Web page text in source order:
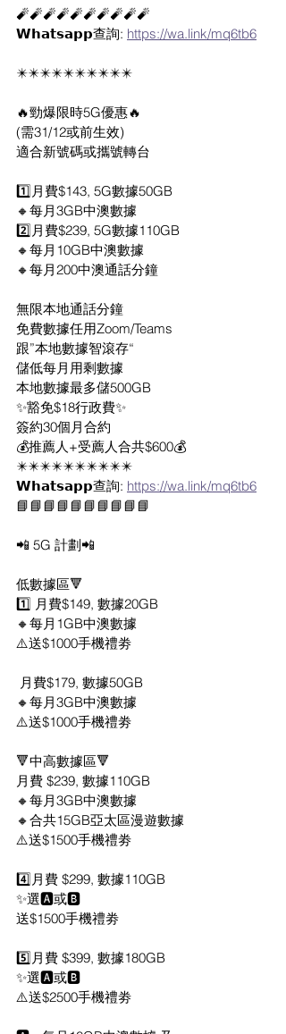
🧨🧨🧨🧨🧨🧨🧨🧨🧨🧨
𝗪𝗵𝗮𝘁𝘀𝗮𝗽𝗽查詢: https://wa.link/mq6tb6
✴️✴️✴️✴️✴️✴️✴️✴️✴️✴️
🔥勁爆限時5G優惠🔥
(需31/12或前生效)
適合新號碼或攜號轉台
1️⃣月費$143, 5G數據50GB
🔸每月3GB中澳數據
2️⃣月費$239, 5G數據110GB
🔸每月10GB中澳數據
🔸每月200中澳通話分鐘
無限本地通話分鐘
免費數據任用Zoom/Teams
跟”本地數據智滾存“
儲低每月用剩數據
本地數據最多儲500GB
✨豁免$18行政費✨
簽約30個月合約
💰推薦人+受薦人合共$600💰
✴️✴️✴️✴️✴️✴️✴️✴️✴️✴️
𝗪𝗵𝗮𝘁𝘀𝗮𝗽𝗽查詢: https://wa.link/mq6tb6
📘📘📘📘📘📘📘📘📘📘
📲 5G 計劃📲
低數據區🔻
1️⃣ 月費$149, 數據20GB
🔸每月1GB中澳數據
⚠️送$1000手機禮劵
月費$179, 數據50GB
🔸每月3GB中澳數據
⚠️送$1000手機禮劵
🔻中高數據區🔻
月費 $239, 數據110GB
🔸每月3GB中澳數據
🔸合共15GB亞太區漫遊數據
⚠️送$1500手機禮劵
4️⃣月費 $299, 數據110GB
✨選🅰️或🅱️
送$1500手機禮劵
5️⃣月費 $399, 數據180GB
✨選🅰️或🅱️
⚠️送$2500手機禮劵